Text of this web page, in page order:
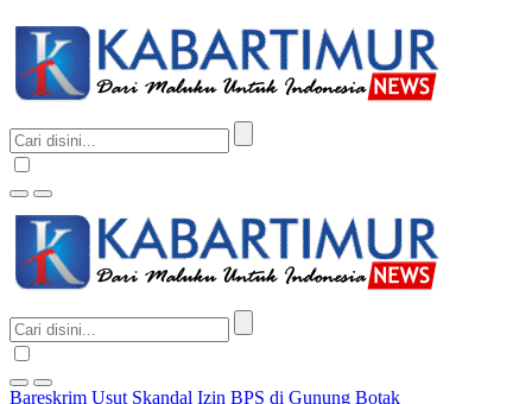
Bareskrim Usut Skandal Izin BPS di Gunung Botak